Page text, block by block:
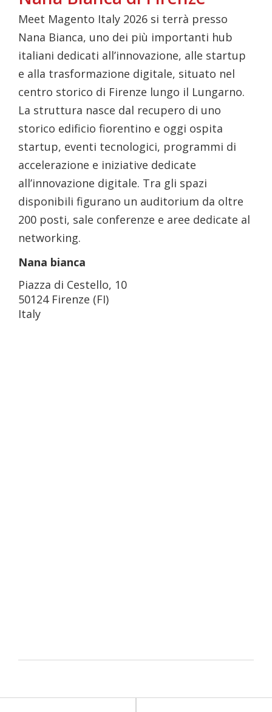
Meet Magento Italy 2026 si terrà presso
Nana Bianca, uno dei più importanti hub
italiani dedicati all’innovazione, alle startup
e alla trasformazione digitale, situato nel
centro storico di Firenze lungo il Lungarno.
La struttura nasce dal recupero di uno
storico edificio fiorentino e oggi ospita
startup, eventi tecnologici, programmi di
accelerazione e iniziative dedicate
all’innovazione digitale. Tra gli spazi
disponibili figurano un auditorium da oltre
200 posti, sale conferenze e aree dedicate al
networking.
Nana bianca
Piazza di Cestello, 10
50124 Firenze (FI)
Italy